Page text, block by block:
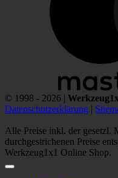
© 1998 - 2026 |
Datenschutzerklärung |
Alle Preise inkl. der gesetzl.
durchgestrichenen Preise
Werkzeug1x1 Online Shop.